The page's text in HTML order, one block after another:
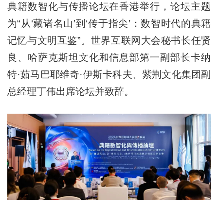
典籍数智化与传播论坛在香港举行，论坛主题
为“从‘藏诸名山’到‘传于指尖’：数智时代的典籍
记忆与文明互鉴”。世界互联网大会秘书长任贤
良、哈萨克斯坦文化和信息部第一副部长卡纳
特·茹马巴耶维奇·伊斯卡科夫、紫荆文化集团副
总经理丁伟出席论坛并致辞。